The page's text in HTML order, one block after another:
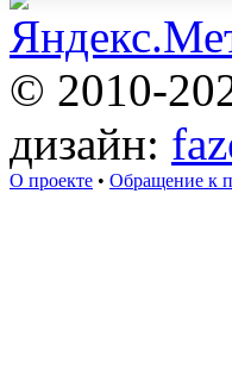
© 2010-
дизайн:
О проекте • Обращение к